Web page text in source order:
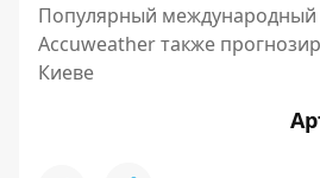
Популярный международный
Accuweather также
Киеве